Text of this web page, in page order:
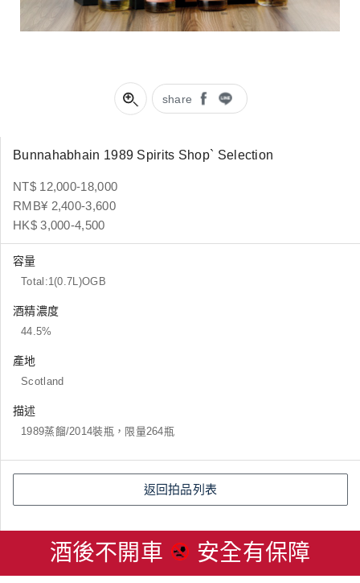
share
Bunnahabhain 1989 Spirits Shop` Selection
NT$ 12,000-18,000
RMB¥ 2,400-3,600
HK$ 3,000-4,500
容量
Total:1(0.7L)OGB
酒精濃度
44.5%
產地
Scotland
描述
1989蒸餾/2014裝瓶，限量264瓶
返回拍品列表
酒後不開車 安全有保障